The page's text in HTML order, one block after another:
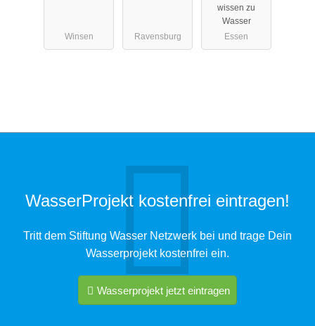
Winsen Ravensburg
wissen zu
Wasser
Essen
WasserProjekt kostenfrei eintragen!
Tritt dem Stiftung Wasser Netzwerk bei und trage Dein
Wasserprojekt kostenfrei ein.
Wasserprojekt jetzt eintragen